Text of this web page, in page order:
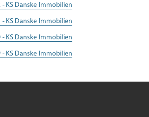
KS Danske Immobilien
KS Danske Immobilien
KS Danske Immobilien
KS Danske Immobilien